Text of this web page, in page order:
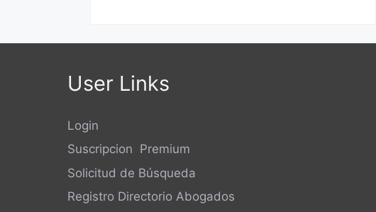
User Links
Login
Suscripcion Premium
Solicitud de Búsqueda
Registro Directorio Abogados